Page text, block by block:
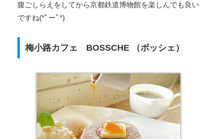
腹ごしらえをしてから京都鉄道博物館を楽しんでも良い
ですね(*ﾟーﾟ*)
梅小路カフェ BOSSCHE （ボッシェ）